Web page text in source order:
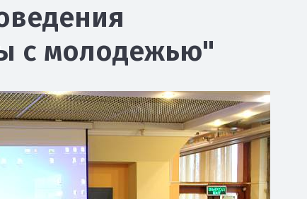
с молодежью"